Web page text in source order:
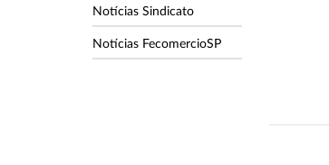
Notícias Sindicato
Notícias FecomercioSP